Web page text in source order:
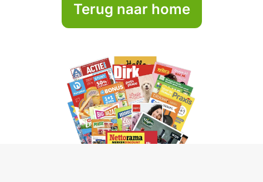
Terug naar home